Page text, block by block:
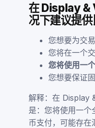
在 Display &
况下建议提
您想要为交
您将在一个
您将使用一
您想要保证
解释：在 Display
是：您将使用一个
币支付，可能存在